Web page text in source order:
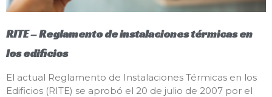
RITE – Reglamento de instalaciones térmicas en
los edificios
El actual Reglamento de Instalaciones Térmicas en los
Edificios (RITE) se aprobó el 20 de julio de 2007 por el